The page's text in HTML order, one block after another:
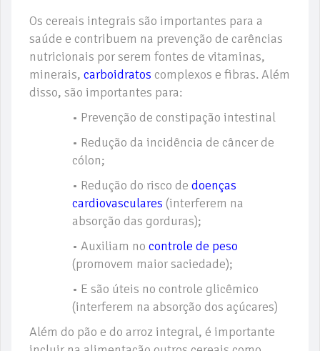
Os cereais integrais são importantes para a
saúde e contribuem na prevenção de carências
nutricionais por serem fontes de vitaminas,
minerais, carboidratos complexos e fibras. Além
disso, são importantes para:
• Prevenção de constipação intestinal
• Redução da incidência de câncer de
cólon;
• Redução do risco de doenças
cardiovasculares (interferem na
absorção das gorduras);
• Auxiliam no controle de peso
(promovem maior saciedade);
• E são úteis no controle glicêmico
(interferem na absorção dos açúcares)
Além do pão e do arroz integral, é importante